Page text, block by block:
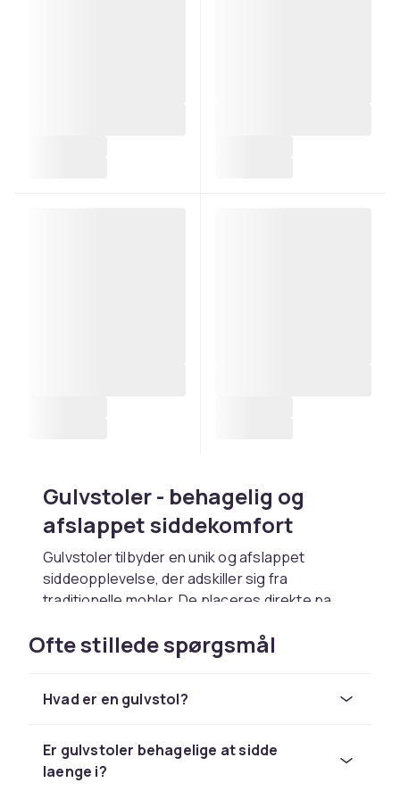
Gulvstoler - behagelig og
afslappet siddekomfort
Gulvstoler tilbyder en unik og afslappet
siddeopplevelse, der adskiller sig fra
traditionelle mobler. De placeres direkte pa
uformel stemning, der passer perfekt i stuen,
spilrummet, vaerelserne eller medierummet.
gulvstoler i forskellige stilarter og materialer.
afslappet siddestilling, hvor du laener dig
bagud med rygstotten mod gulvet. Det er
Ofte stillede spørgsmål
Hvad er en gulvstol?
Er gulvstoler behagelige at sidde
laenge i?